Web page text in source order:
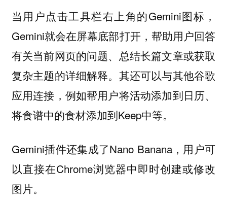
当用户点击工具栏右上角的Gemini图标，
Gemini就会在屏幕底部打开，帮助用户回答
有关当前网页的问题、总结长篇文章或获取
复杂主题的详细解释。其还可以与其他谷歌
应用连接，例如帮用户将活动添加到日历、
将食谱中的食材添加到Keep中等。
Gemini插件还集成了Nano Banana，用户可
以直接在Chrome浏览器中即时创建或修改
图片。